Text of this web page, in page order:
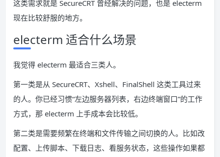
这类需求就是 SecureCRT 曾经解决的问题，也是 electerm
现在比较舒服的地方。
electerm 适合什么场景
我觉得 electerm 最适合三类人。
第一类是从 SecureCRT、Xshell、FinalShell 这类工具过来
的人。你已经习惯“左边服务器列表，右边终端窗口”的工作
方式，那 electerm 上手成本会比较低。
第二类是需要频繁在终端和文件传输之间切换的人。比如改
配置、上传脚本、下载日志、看服务状态，这些操作如果都